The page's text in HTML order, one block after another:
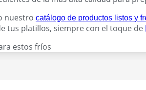
nuestro catálogo de productos listos y
tus platillos, siempre con el toque de